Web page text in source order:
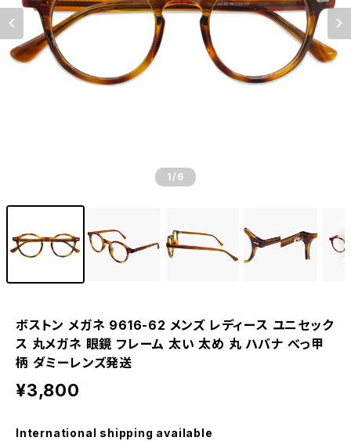
1 /6
ボストン メガネ 9616-62 メンズ レディース ユニセック
ス 丸メガネ 眼鏡 フレーム 太い 太め 丸 ハバナ べっ甲
柄 ダミーレンズ発送
¥3,800
International shipping available